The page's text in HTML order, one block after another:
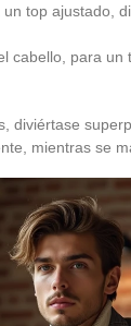
top ajustado,
cabello, para un
diviértase
mientras se